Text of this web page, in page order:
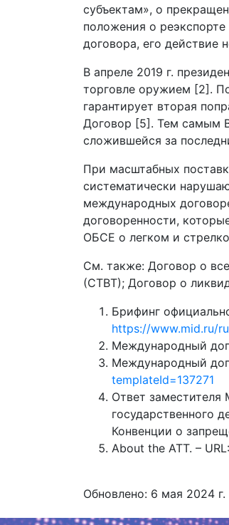
субъектам», о
положения о
договора, его действие
В апреле 2019 г.
торговле оружием [2].
гарантирует вторая
Договор [5]. Тем самым
сложившейся за
При масштабных
систематически
международных
договоренности,
ОБСЕ о легком и
См. также: Договор о
(CTBT); Договор о
Брифинг
https://www.mid.ru/
Международный
Международный
templateId=137271
Ответ
государственного
Конвенции о
About the ATT. – URL:
Обновлено: 6 мая 2024 г.